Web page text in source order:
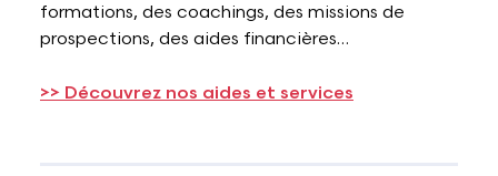
formations, des coachings, des missions de
prospections, des aides financières…
>> Découvrez nos aides et services